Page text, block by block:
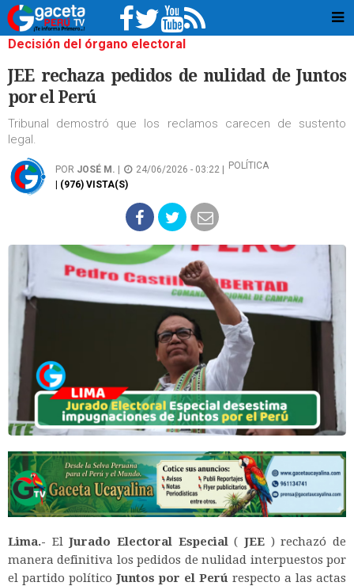
Decisión del órgano electoral
JEE rechaza pedidos de nulidad de Juntos
por el Perú
Tribunal demostró que los reclamos carecen de sustento
legal.
POR JOSÉ M. 24/06/2026 - 03:22 |
POLÍTICA
| (976) VISTA(S)
Lima.- ElJurado Electoral Especial(JEE ) rechazó de
manera definitiva los pedidos de nulidad interpuestos por
el partido político Juntos por el Perú respecto a las actas